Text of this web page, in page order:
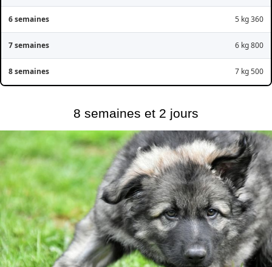
5 kg 360
6 kg 800
7 kg 500
8 semaines et 2 jours